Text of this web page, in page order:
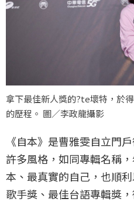
拿下最佳新人獎的?te壞特，於
的歷程。 圖／李政龍攝影
《自本》是曹雅雯自立門
許多風格，如同專輯名稱
本、最真實的自己，也順
歌手獎、最佳台語專輯獎